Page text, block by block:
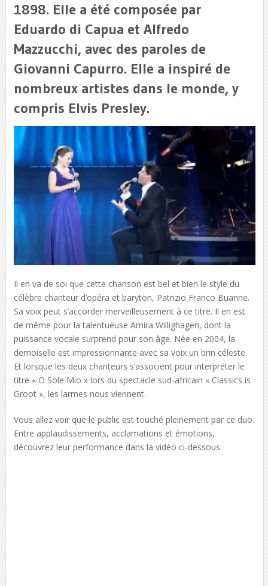
1898. Elle a été composée par
Eduardo di Capua et Alfredo
Mazzucchi, avec des paroles de
Giovanni Capurro. Elle a inspiré de
nombreux artistes dans le monde, y
compris Elvis Presley.
Il en va de soi que cette chanson est bel et bien le style du
célèbre chanteur d’opéra et baryton, Patrizio Franco Buanne.
Sa voix peut s’accorder merveilleusement à ce titre. Il en est
de même pour la talentueuse Amira Willighagen, dont la
puissance vocale surprend pour son âge. Née en 2004, la
demoiselle est impressionnante avec sa voix un brin céleste.
Et lorsque les deux chanteurs s’associent pour interpréter le
titre « O Sole Mio » lors du spectacle sud-africain « Classics is
Groot », les larmes nous viennent.
Vous allez voir que le public est touché pleinement par ce duo.
Entre applaudissements, acclamations et émotions,
découvrez leur performance dans la vidéo ci-dessous.